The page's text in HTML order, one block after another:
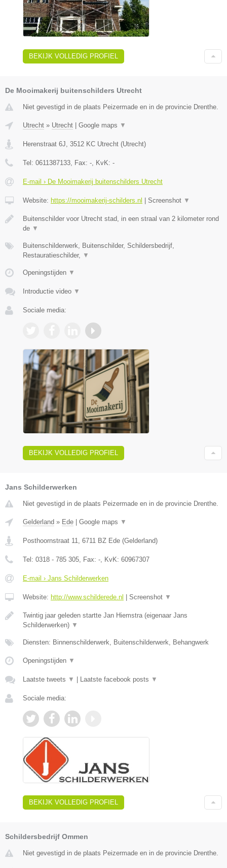
BEKIJK VOLLEDIG PROFIEL
De Mooimakerij buitenschilders Utrecht
Niet gevestigd in de plaats Peizermade en in de provincie Drenthe.
Utrecht » Utrecht Google maps ▼
Herenstraat 6J 3512 KC Utrecht (Utrecht)
Tel: 0611387133 , Fax: - , KvK: -
E-mail › De Mooimakerij buitenschilders Utrecht
Website: https://mooimakerij-schilders.nl Screenshot ▼
Buitenschilder voor Utrecht stad, in een straal van 2 kilometer rond
de ▼
Buitenschilderwerk, Buitenschilder, Schildersbedrijf,
Restauratieschilder,
▼
Openingstijden ▼
Introductie video ▼
Sociale media:
BEKIJK VOLLEDIG PROFIEL
Jans Schilderwerken
Niet gevestigd in de plaats Peizermade en in de provincie Drenthe.
Gelderland » Ede | Google maps ▼
Posthoornstraat 11 6711 BZ Ede (Gelderland)
Tel: 0318 - 785 305 , Fax: - , KvK: 60967307
E-mail › Jans Schilderwerken
Website: http://www.schilderede.nl | Screenshot ▼
Twintig jaar geleden startte Jan Hiemstra (eigenaar Jans
Schilderwerken) ▼
Diensten: Binnenschilderwerk, Buitenschilderwerk, Behangwerk
Openingstijden ▼
Laatste tweets ▼ | Laatste facebook posts ▼
Sociale media:
BEKIJK VOLLEDIG PROFIEL
Schildersbedrijf Ommen
Niet gevestigd in de plaats Peizermade en in de provincie Drenthe.